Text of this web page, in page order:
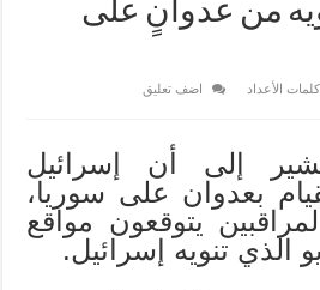
من عدوانٍ على
كلمات الأعداد
اضف تعليق
إلى أن إسرائيل
بعدوان على سوريا،
يتوقعون مواقع
الذي تنويه إسرائيل.